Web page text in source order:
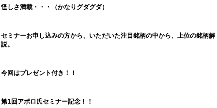
怪しさ満載・・・（かなりグダグダ）
セミナーお申し込みの方から、いただいた注目銘柄の中から、上位の銘柄解
説。
今回はプレゼント付き！！
第1回アポロ氏セミナー記念！！